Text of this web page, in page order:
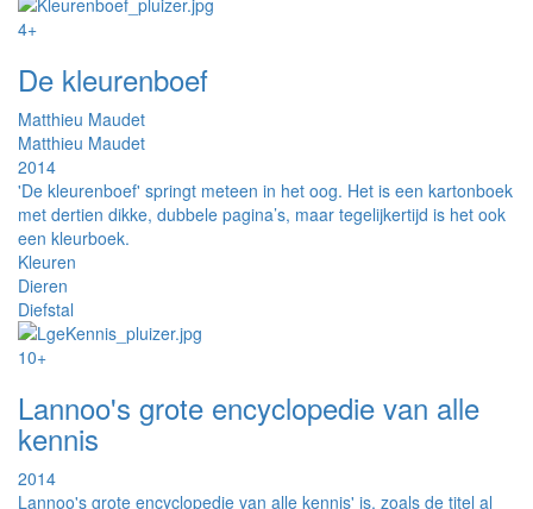
4+
De kleurenboef
Matthieu Maudet
Matthieu Maudet
2014
'De kleurenboef' springt meteen in het oog. Het is een kartonboek
met dertien dikke, dubbele pagina’s, maar tegelijkertijd is het ook
een kleurboek.
Kleuren
Dieren
Diefstal
10+
Lannoo's grote encyclopedie van alle
kennis
2014
Lannoo's grote encyclopedie van alle kennis' is, zoals de titel al